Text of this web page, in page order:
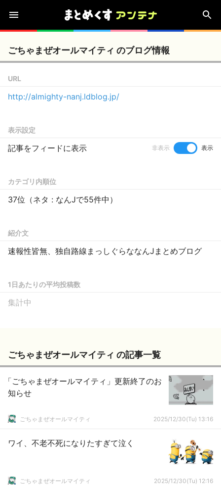
ごちゃまぜオールマイティ のブログ情報
URL
http://almighty-nanj.ldblog.jp/
表示設定
記事をフィードに表示 非表示 表示
カテゴリ内順位
37位（ネタ : なんJで55件中）
紹介文
速報性皆無、独自路線まっしぐらななんJまとめブログ
1日あたりの平均投稿数
集計中
ごちゃまぜオールマイティ の記事一覧
「ごちゃまぜオールマイティ」更新終了のお
知らせ
ごちゃまぜオールマイティ 2025/12/30(Tu) 13:16
ワイ、不老不死になりたすぎて泣く
ごちゃまぜオールマイティ 2025/12/30(Tu) 12:16